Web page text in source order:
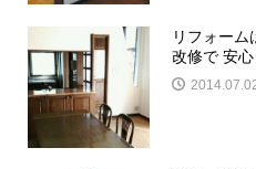
リフォー
改修で 安心